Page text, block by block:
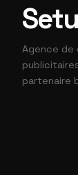
Agence de
partenaire